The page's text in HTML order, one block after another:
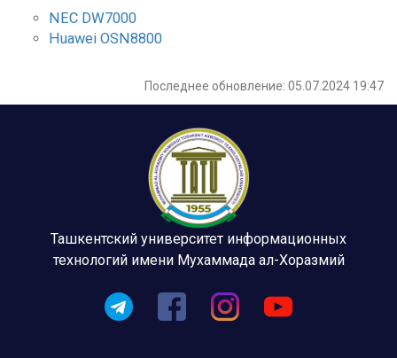
NEC DW7000
Huawei OSN8800
Последнее обновление: 05.07.2024 19:47
Ташкентский университет информационных
технологий имени Мухаммада ал-Хоразмий